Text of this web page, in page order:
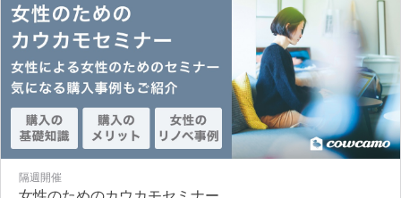
隔週開催